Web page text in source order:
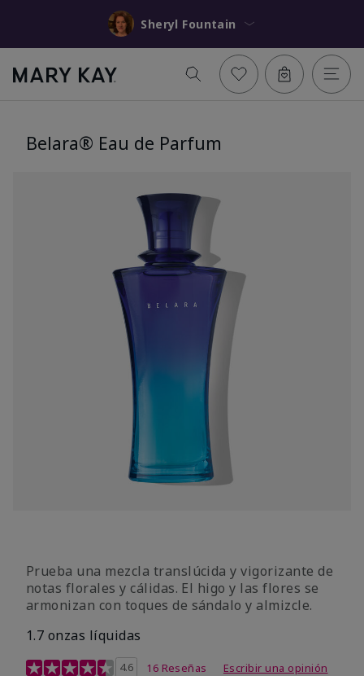
Sheryl Fountain
Belara® Eau de Parfum
Prueba una mezcla translúcida y vigorizante de
notas florales y cálidas. El higo y las flores se
armonizan con toques de sándalo y almizcle.
1.7 onzas líquidas
Calificación de clientes de 4,5 de 5
4.6 16 Reseñas Escribir una opinión